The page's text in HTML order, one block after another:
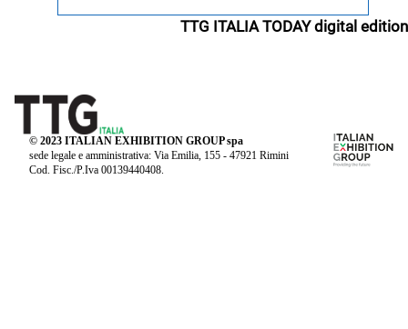
TTG ITALIA TODAY digital edition
© 2023 ITALIAN EXHIBITION GROUP spa
sede legale e amministrativa: Via Emilia, 155 - 47921 Rimini
Cod. Fisc./P.Iva 00139440408.